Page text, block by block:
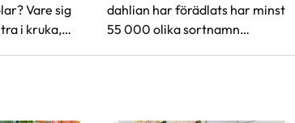
Vare sig
i kruka,
dahlian har förädlats har minst
55 000 olika sortnamn